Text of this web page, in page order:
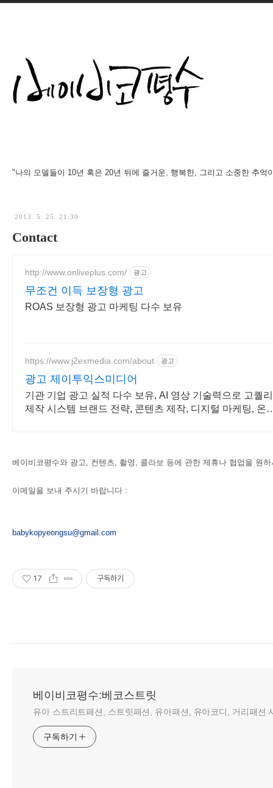
"나의 모델들이 10년 혹은 20년 뒤에 즐거운, 행복한, 그리고 소중한 추억
2013. 5. 25. 21:30
Contact
http://www.onliveplus.com/ 광고
무조건 이득 보장형 광고
ROAS 보장형 광고 마케팅 다수 보유
https://www.j2exmedia.com/about 광고
광고 제이투익스미디어
기관 기업 광고 실적 다수 보유, AI 영상 기술력으로 고퀄
제작 시스템 브랜드 전략, 콘텐츠 제작, 디지털 마케팅, 온
베이비코평수와 광고, 컨텐츠, 촬영, 콜라보 등에 관한 제휴나 협업을 원하
이메일을 보내 주시기 바랍니다 :
babykopyeongsu@gmail.com
17 구독하기
베이비코평수:베코스트릿
유아 스트리트패션, 스트릿패션, 유아패션, 유아코디, 거리패션
구독하기